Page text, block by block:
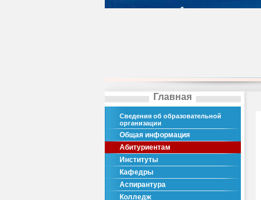
Главная
Сведения об образовательной
организации
Общая информация
Абитуриентам
Институты
Кафедры
Аспирантура
Колледж